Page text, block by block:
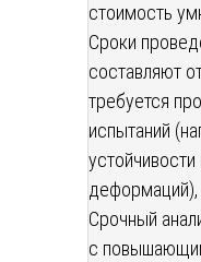
стоимость
Сроки
составляют
требуется
испытаний
Срочный
с